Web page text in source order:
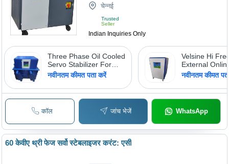
चेन्नई
Trusted
Seller
Indian Inquiries Only
Three Phase Oil Cooled
Servo Stabilizer For
Industrial 100 Kva In
Technologies Private
Limited,
Usage/Application:
Industrial
नवीनतम कीमत पता करें
Velsine Hi
External
Kva
Technologies
Limited, Input
नवीनतम कीमत
कॉल जांच भेजें WhatsApp
60 केवीए थ्री फेज सर्वो स्टेबलाइजर करंट: एसी